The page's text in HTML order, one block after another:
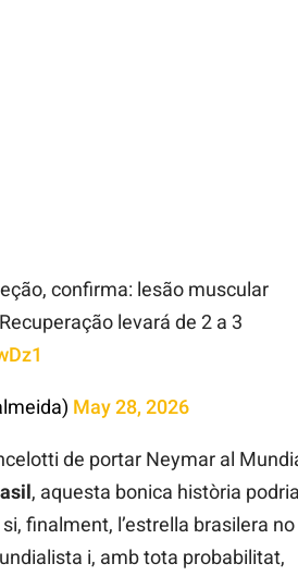
confirma: lesão muscular
levará de 2 a 3
May 28, 2026
de portar Neymar al
, aquesta bonica història podria
finalment, l’estrella brasilera
i, amb tota probabilitat,